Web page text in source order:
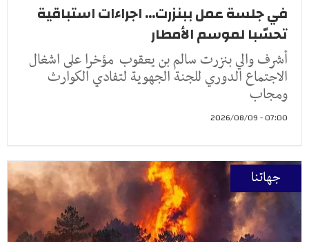
في جلسة عمل ببنزرت... اجراءات استباقية
تحسّبا لموسم الأمطار
أشرف والي بنزرت سالم بن يعقوب مؤخرا على اشغال
الاجتماع الدوري للجنة الجهوية لتفادي الكوارث
ومجاب
07:00 - 2026/08/09
جهاتنا